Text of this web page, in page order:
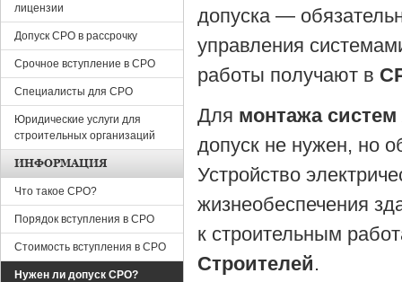
допуска —
управления
работы получают в
Для монтажа
допуск не нужен, но
Устройство
жизнеобеспечения
к строительным
Строителей.
лицензии
Допуск СРО в рассрочку
Срочное вступление в СРО
Специалисты для СРО
Юридические услуги для
строительных организаций
ИНФОРМАЦИЯ
Что такое СРО?
Порядок вступления в СРО
Стоимость вступления в СРО
Нужен ли допуск СРО?